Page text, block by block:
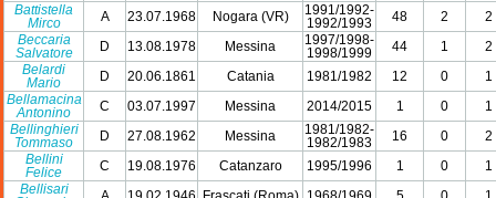
Battistella
Mirco
A 23.07.1968 Nogara (VR)
1991/1992-
1992/1993
48 2
2
Beccaria
Salvatore
D 13.08.1978 Messina
1997/1998-
1998/1999
44 1
2
Belardi
Mario
D 20.06.1861 Catania 1981/1982 12 0
1
Bellamacina
Antonino
C 03.07.1997 Messina 2014/2015 1 0
1
Bellinghieri
Tommaso
D 27.08.1962 Messina
1981/1982-
1982/1983
16 0
2
Bellini
Felice
C 19.08.1976 Catanzaro 1995/1996 1 0
1
Bellisari